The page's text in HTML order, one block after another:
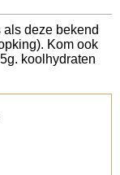
deze bekend
Kom ook
koolhydraten